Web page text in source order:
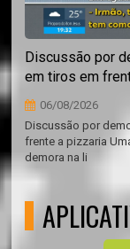
Discussão por
em tiros em
06/08/2026
Discussão por
frente a pizzaria
demora na li